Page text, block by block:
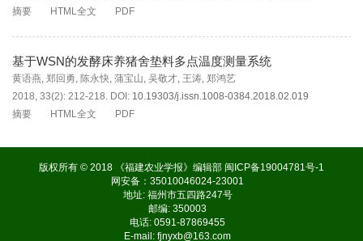
摘要
HTML全文 PDF
基于WSN的发酵床养猪舍垫料多点温度测量系统
黄语燕, 郑回勇, 陈永快, 蒲宝山, 吴敬才, 王涛, 郑鸿艺
2018, 33(2): 212-218. DOI: 10.19303/j.issn.1008-0384.2018.02.019
摘要
HTML全文 PDF
版权所有 © 2018 《福建农业学报》编辑部 闽ICP备19004781号-1
网安备：35010046024-23001
地址: 福州市五四路247号
邮编: 350003
电话: 0591-87869455
E-mail: fjnyxb@163.com